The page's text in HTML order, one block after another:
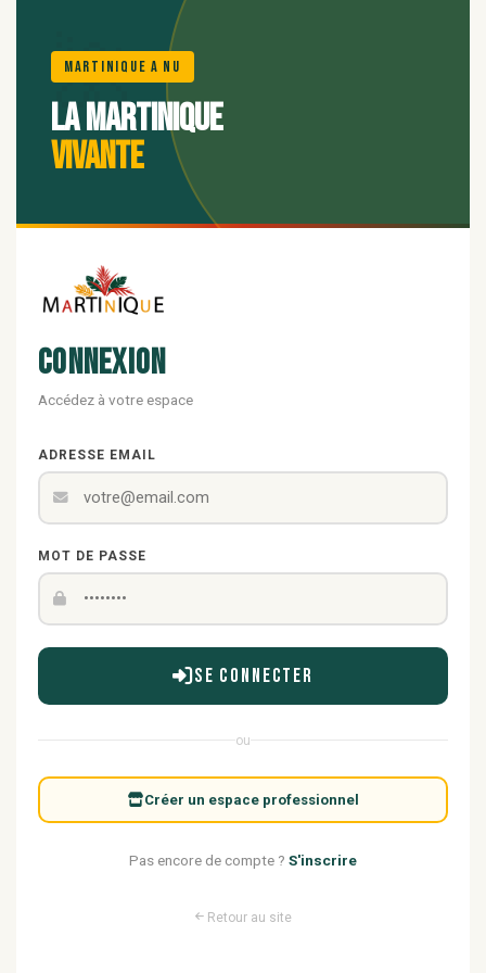
🌺
Martinique A Nu
La Martinique
vivante
Connexion
Accédez à votre espace
ADRESSE EMAIL
MOT DE PASSE
Se connecter
ou
Créer un espace professionnel
Pas encore de compte ? S'inscrire
Retour au site